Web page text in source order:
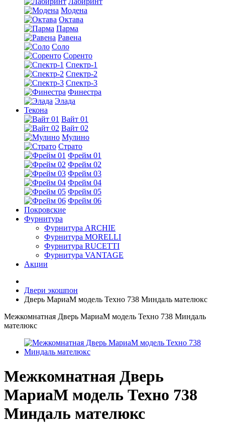
Модена
Октава
Парма
Равена
Соло
Соренто
Спектр-1
Спектр-2
Спектр-3
Финестра
Элада
Текона
Вайт 01
Вайт 02
Мулино
Страто
Фрейм 01
Фрейм 02
Фрейм 03
Фрейм 04
Фрейм 05
Фрейм 06
Покровские
Фурнитура
Фурнитура ARCHIE
Фурнитура MORELLI
Фурнитура RUCETTI
Фурнитура VANTAGE
Акции
Двери экошпон
Дверь МариаМ модель Техно 738 Миндаль мателюкс
Межкомнатная Дверь МариаМ модель Техно 738 Миндаль
мателюкс
Межкомнатная Дверь
МариаМ модель Техно 738
Миндаль мателюкс